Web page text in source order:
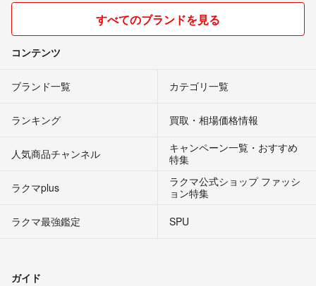
すべてのブランドを見る
コンテンツ
ブランド一覧 カテゴリ一覧
ランキング 買取・相場価格情報
人気商品チャンネル
キャンペーン一覧・おすすめ
特集
ラクマplus
ラクマ公式ショップ ファッシ
ョン特集
ラクマ最強鑑定
SPU
ガイド